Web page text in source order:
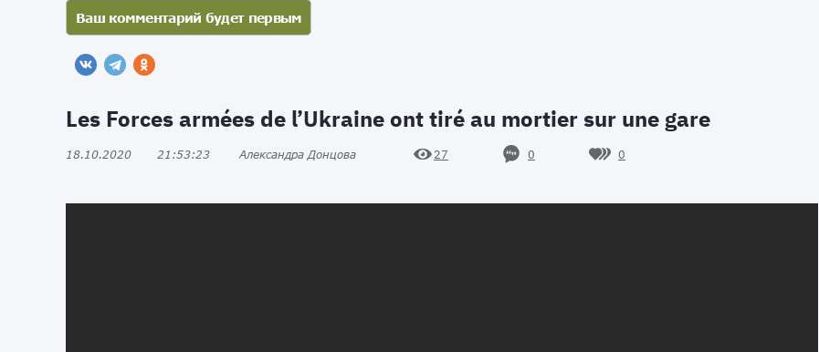
Les Forces armées de l’Ukraine ont tiré au mortier sur une gare
18.10.2020 21:53:23 Александра Донцова 27 0 0